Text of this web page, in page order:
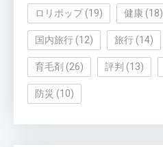
ロリポップ(19) 健康 (18)
国内旅行 (12) 旅行 (14)
育毛剤 (26) 評判 (13)
防災 (10)